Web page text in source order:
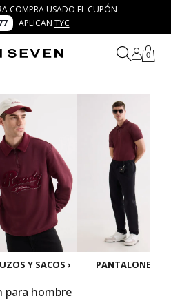
COMPRA USADO EL CUPÓN
APLICAN TYC
0
Y SACOS › PANTALONES ›
para hombre